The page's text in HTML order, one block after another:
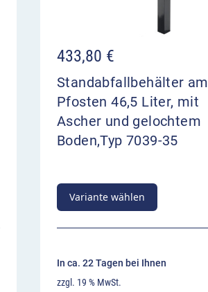
433,80 €
Standabfallbehälter am
Pfosten 46,5 Liter, mit
Ascher und gelochtem
Boden,Typ 7039-35
Variante wählen
In ca. 22 Tagen bei Ihnen
zzgl. 19 % MwSt.